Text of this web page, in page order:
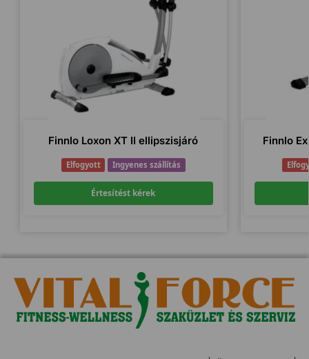
Finnlo Loxon XT II ellipszisjáró
Elfogyott Ingyenes szállítás
Értesítést kérek
Finnlo